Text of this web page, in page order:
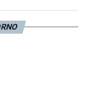
la Juve